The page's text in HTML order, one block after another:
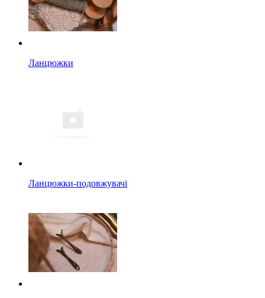
Ланцюжки
Ланцюжки-подовжувачі